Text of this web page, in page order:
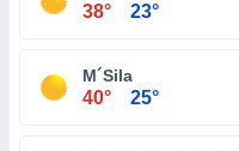
38° 23°
M´Sila
40° 25°